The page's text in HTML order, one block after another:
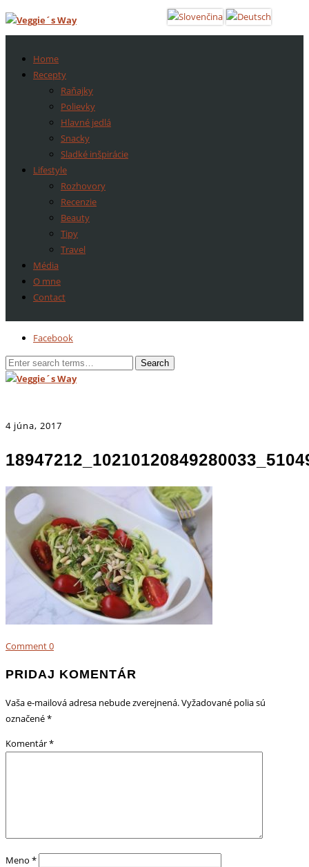
Home
Recepty
Raňajky
Polievky
Hlavné jedlá
Snacky
Sladké inšpirácie
Lifestyle
Rozhovory
Recenzie
Beauty
Tipy
Travel
Média
O mne
Contact
Facebook
4 júna, 2017
Comment0
PRIDAJ KOMENTÁR
Vaša e-mailová adresa nebude zverejnená.Vyžadované polia sú
označené*
Komentár*
Meno *